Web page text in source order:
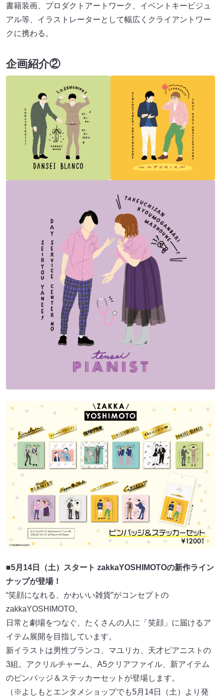
書籍装画、プロダクトアートワーク、イベントキービジュ
アル等、イラストレーターとして幅広くクライアントワー
クに携わる。
企画紹介②
■5月14日（土）スタート zakkaYOSHIMOTOの新作ライン
ナップが登場！
“笑顔になれる、かわいい雑貨”がコンセプトの
zakkaYOSHIMOTO。
日常と劇場をつなぐ、たくさんの人に「笑顔」に届けるア
イテム展開を目指しています。
新イラストは男性ブランコ、マユリカ、天才ピアニストの
3組。アクリルチャーム、A5クリアファイル、新アイテム
のピンバッジ＆ステッカーセットが登場します。
（※よしもとエンタメショップでも5月14日（土）より発